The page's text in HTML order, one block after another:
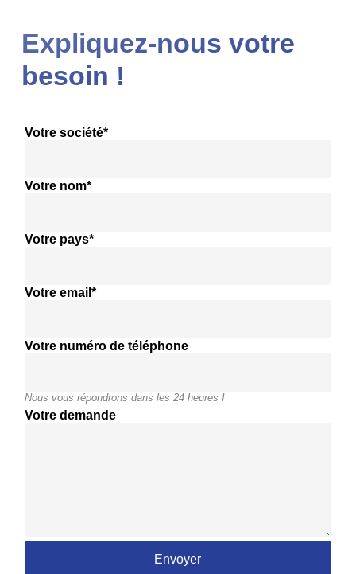
Expliquez-nous votre
besoin !
Votre société*
Votre nom*
Votre pays*
Votre email*
Votre numéro de téléphone
Nous vous répondrons dans les 24 heures !
Votre demande